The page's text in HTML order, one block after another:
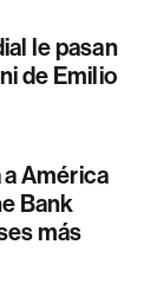
le pasan
de Emilio
a América
Bank
más